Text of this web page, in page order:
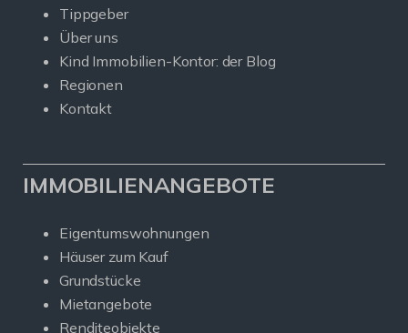
Tippgeber
Über uns
Kind Immobilien-Kontor: der Blog
Regionen
Kontakt
IMMOBILIENANGEBOTE
Eigentumswohnungen
Häuser zum Kauf
Grundstücke
Mietangebote
Renditeobjekte